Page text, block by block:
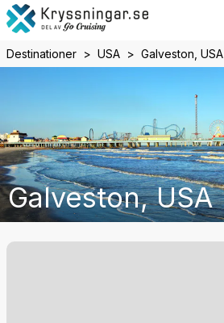
Destinationer USA Galveston, USA
Galveston, USA